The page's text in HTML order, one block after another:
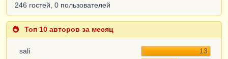
246 гостей, 0 пользователей
Топ 10 авторов за месяц
sali
13